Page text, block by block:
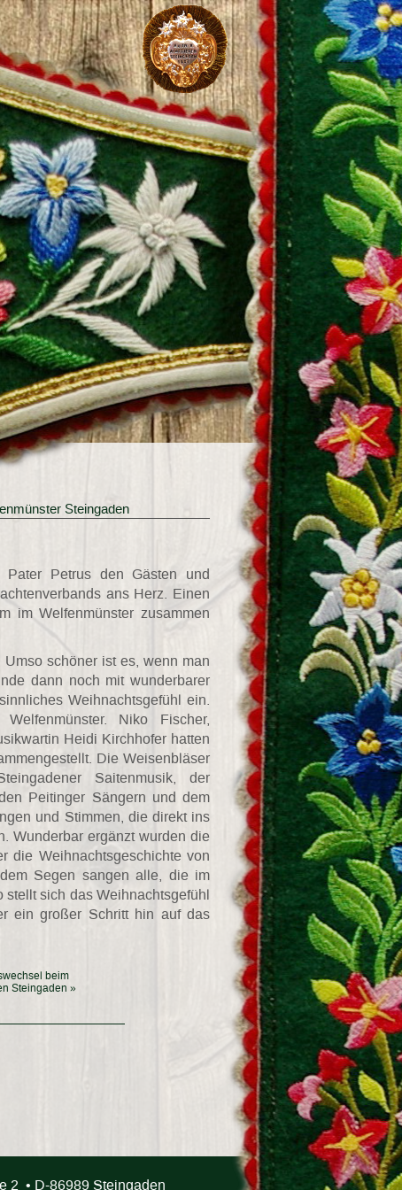
2 • D-86989 Steingaden
Steingaden
Pater Petrus den Gästen und
ans Herz. Einen
im Welfenmünster zusammen
schöner ist es, wenn man
dann noch mit wunderbarer
Weihnachtsgefühl ein.
Niko Fischer,
Heidi Kirchhofer hatten
Die Weisenbläser
Saitenmusik, der
Peitinger Sängern und dem
und Stimmen, die direkt ins
Wunderbar ergänzt wurden die
die Weihnachtsgeschichte von
dem Segen sangen alle, die im
stellt sich das Weihnachtsgefühl
ein großer Schritt hin auf das
beim
Steingaden »